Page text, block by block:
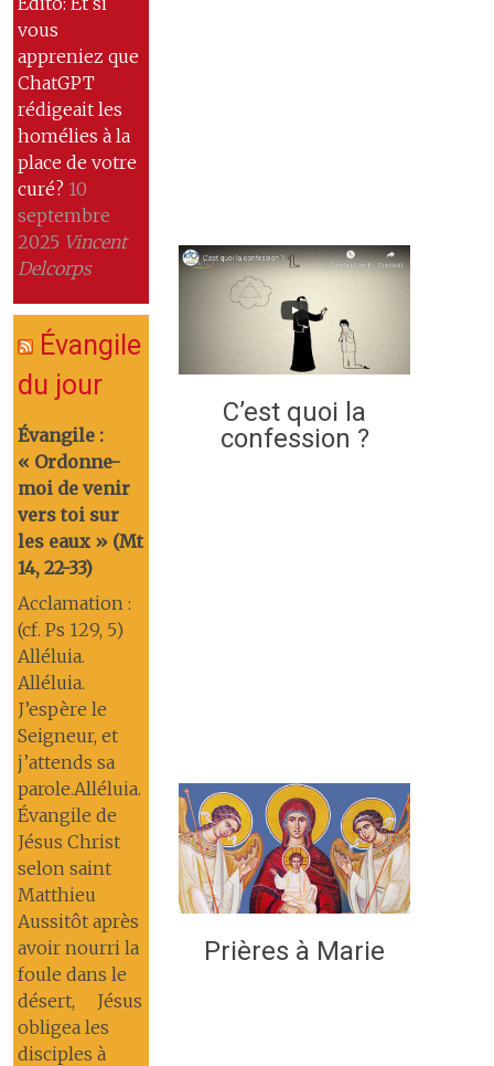
vous
appreniez que
ChatGPT
rédigeait les
homélies à la
place de votre
curé? 10
septembre
2025 Vincent
Delcorps
Évangile
du jour
Évangile :
« Ordonne-
moi de venir
vers toi sur
les eaux » (Mt
14, 22-33)
Acclamation :
(cf. Ps 129, 5)
Alléluia.
Alléluia.
J’espère le
Seigneur, et
j’attends sa
parole.Alléluia.
Évangile de
Jésus Christ
selon saint
Matthieu
Aussitôt après
avoir nourri la
foule dans le
désert, Jésus
obligea les
disciples à
C’est quoi la
confession ?
Prières à Marie